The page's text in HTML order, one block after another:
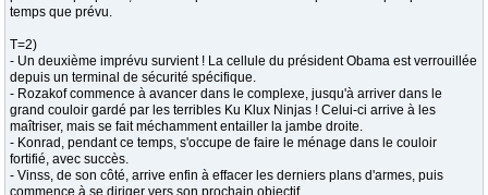
temps que prévu.
T=2)
- Un deuxième imprévu survient ! La cellule du président Obama est verrouillée
depuis un terminal de sécurité spécifique.
- Rozakof commence à avancer dans le complexe, jusqu'à arriver dans le
grand couloir gardé par les terribles Ku Klux Ninjas ! Celui-ci arrive à les
maîtriser, mais se fait méchamment entailler la jambe droite.
- Konrad, pendant ce temps, s'occupe de faire le ménage dans le couloir
fortifié, avec succès.
- Vinss, de son côté, arrive enfin à effacer les derniers plans d'armes, puis
commence à se diriger vers son prochain objectif.